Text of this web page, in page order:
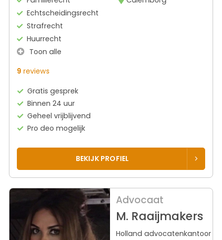
Echtscheidingsrecht
Strafrecht
Huurrecht
Toon alle
9 reviews
Gratis gesprek
Binnen 24 uur
Geheel vrijblijvend
Pro deo mogelijk
BEKIJK PROFIEL
Advocaat
M. Raaijmakers
Holland advocatenkantoor